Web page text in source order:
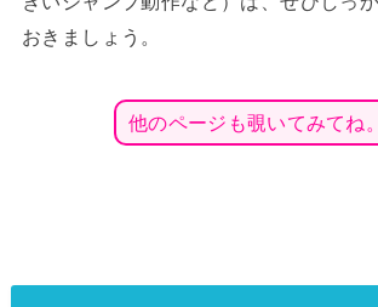
おきましょう。
他のページも覗いてみてね。